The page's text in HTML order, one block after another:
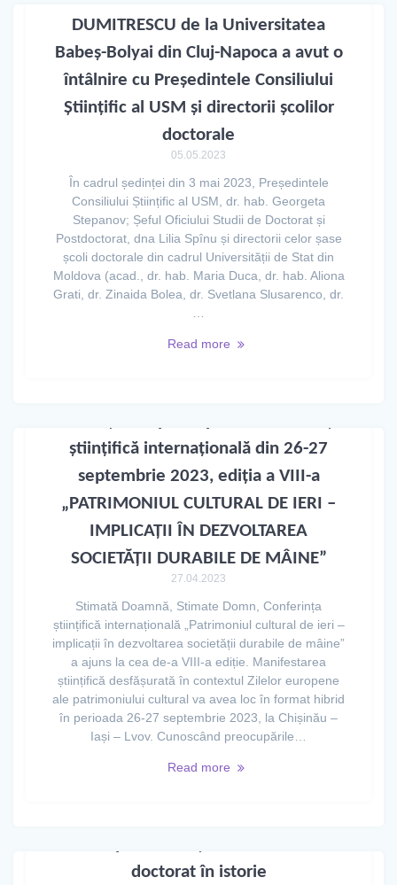
DUMITRESCU de la Universitatea
Babeș-Bolyai din Cluj-Napoca a avut o
întâlnire cu Președintele Consiliului
Științific al USM și directorii școlilor
doctorale
05.05.2023
În cadrul ședinței din 3 mai 2023, Președintele
Consiliului Științific al USM, dr. hab. Georgeta
Stepanov; Șeful Oficiului Studii de Doctorat și
Postdoctorat, dna Lilia Spînu și directorii celor șase
școli doctorale din cadrul Universității de Stat din
Moldova (acad., dr. hab. Maria Duca, dr. hab. Aliona
Grati, dr. Zinaida Bolea, dr. Svetlana Slusarenco, dr.
…
Read more
științifică internațională din 26-27
septembrie 2023, ediția a VIII-a
„PATRIMONIUL CULTURAL DE IERI –
IMPLICAȚII ÎN DEZVOLTAREA
SOCIETĂȚII DURABILE DE MÂINE”
27.04.2023
Stimată Doamnă, Stimate Domn, Conferința
științifică internațională „Patrimoniul cultural de ieri –
implicații în dezvoltarea societății durabile de mâine”
a ajuns la cea de-a VIII-a ediție. Manifestarea
științifică desfășurată în contextul Zilelor europene
ale patrimoniului cultural va avea loc în format hibrid
în perioada 26-27 septembrie 2023, la Chișinău –
Iași – Lvov. Cunoscând preocupările…
Read more
doctorat în istorie